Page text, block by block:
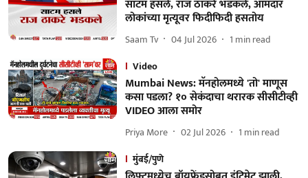
साटम हसले, राज ठाकरे भडकले, आमदार
लोकांच्या मृत्यूवर फिदीफिदी हसतोय
Saam Tv 04 Jul 2026 1 min read
Video
Mumbai News: मॅनहोलमध्ये 'तो' माणूस
कसा पडला? १० सेकंदाचा थरारक सीसीटीव्ही
VIDEO आला समोर
Priya More 02 Jul 2026 1 min read
मुंबई/पुणे